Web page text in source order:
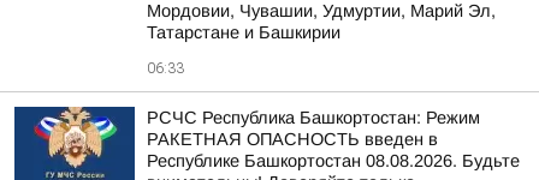
Мордовии, Чувашии, Удмуртии, Марий Эл,
Татарстане и Башкирии
06:33
РСЧС Республика Башкортостан: Режим
РАКЕТНАЯ ОПАСНОСТЬ введен в
Республике Башкортостан 08.08.2026. Будьте